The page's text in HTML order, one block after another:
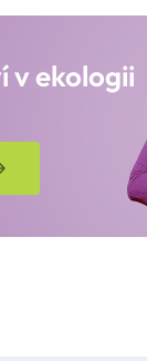
v ekologii